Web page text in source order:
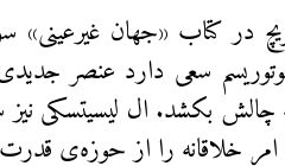
در کتاب «جهان‌ غیرعینی»
سعی دارد عنصر
چالش بکشد. ال لیسیتسکی
امر خلاقانه را از حوزه‌ی